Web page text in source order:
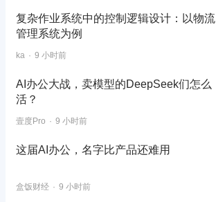
复杂作业系统中的控制逻辑设计：以物流
管理系统为例
ka 9 小时前
AI办公大战，卖模型的DeepSeek们怎么
活？
壹度Pro 9 小时前
这届AI办公，名字比产品还难用
盒饭财经 9 小时前